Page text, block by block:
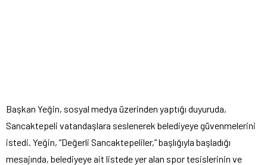
Başkan Yeğin, sosyal medya üzerinden yaptığı duyuruda,
Sancaktepeli vatandaşlara seslenerek belediyeye güvenmelerini
istedi. Yeğin, “Değerli Sancaktepeliler,” başlığıyla başladığı
mesajında, belediyeye ait listede yer alan spor tesislerinin ve